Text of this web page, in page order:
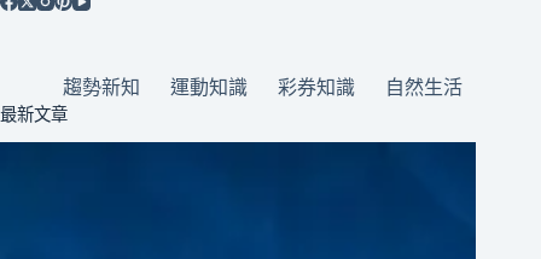
趨勢新知 運動知識 彩券知識 自然生活
最新文章